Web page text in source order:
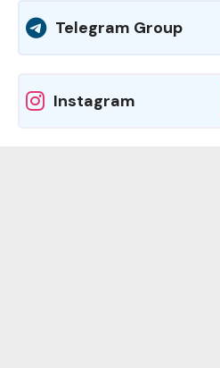
Telegram Group
Instagram